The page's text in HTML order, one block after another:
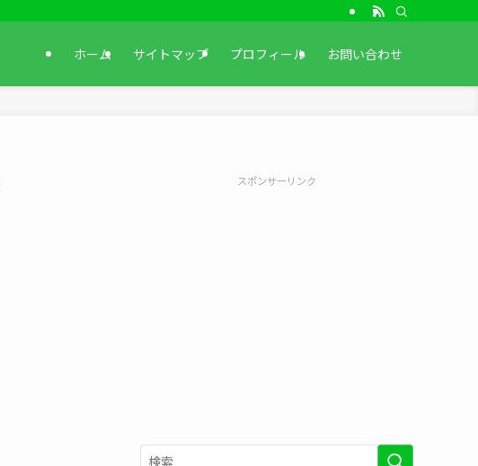
ホーム サイトマップ プロフィール お問い合わせ
スポンサーリンク